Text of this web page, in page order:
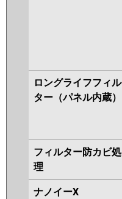
ロングライフフィル
ター（パネル内蔵）
フィルター防カビ処
理
ナノイーX